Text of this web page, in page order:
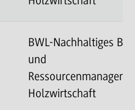
BWL-Nachhaltiges
und
Holzwirtschaft